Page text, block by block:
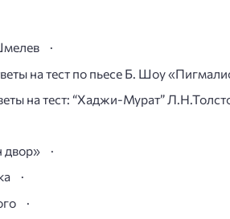
на тест по пьесе Б. Шоу
на тест: “Хаджи-Мурат”
двор»